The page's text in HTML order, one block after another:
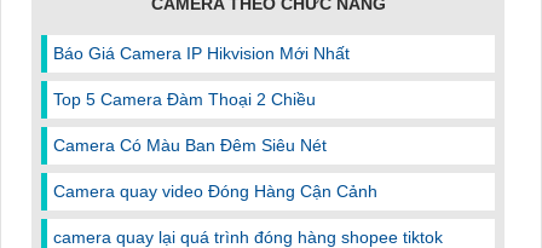
Báo Giá Camera IP Hikvision Mới Nhất
Top 5 Camera Đàm Thoại 2 Chiều
Camera Có Màu Ban Đêm Siêu Nét
Camera quay video Đóng Hàng Cận Cảnh
camera quay lại quá trình đóng hàng shopee tiktok